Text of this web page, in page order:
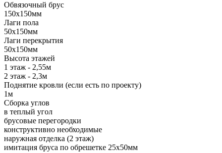
Обвязочный брус
150х150мм
Лаги пола
50х150мм
Лаги перекрытия
50х150мм
Высота этажей
1 этаж - 2,55м
2 этаж - 2,3м
Поднятие кровли (если есть по проекту)
1м
Сборка углов
в теплый угол
брусовые перегородки
конструктивно необходимые
наружная отделка (2 этаж)
имитация бруса по обрешетке 25х50мм